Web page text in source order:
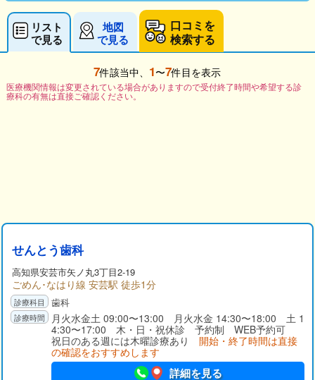
リスト
で見る
地図
で見る
口コミを
検索する
7件該当中、 1〜7件目を表示
医療機関情報は変更されている場合がありますので受付終了時間や希望する診
療科の有無は直接ご確認ください。
せんとう歯科
高知県安芸市矢ノ丸3丁目2-19
ごめん･なはり線 安芸駅 徒歩1分
歯科
月火水金土 09:00〜13:00 月火水金 14:30〜18:00 土 1
4:30〜17:00 木・日・祝休診 予約制 WEB予約可
祝日のある週には木曜診療あり 開始・終了時間は直接
の確認をおすすめします
詳細を見る